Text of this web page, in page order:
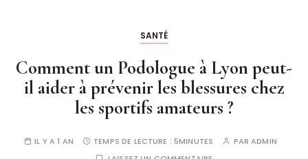
SANTÉ
Comment un Podologue à Lyon peut-
il aider à prévenir les blessures chez
les sportifs amateurs ?
IL Y A 1 AN TEMPS DE LECTURE :5MINUTES PARADMIN